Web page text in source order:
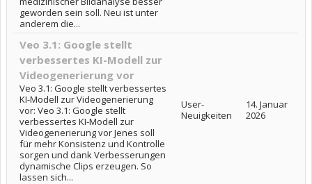
geworden sein soll. Neu ist unter
anderem die...
Veo 3.1: Google stellt
verbessertes KI-Modell zur
Videogenerierung vor
Veo 3.1: Google stellt verbessertes
KI-Modell zur Videogenerierung
vor: Veo 3.1: Google stellt
verbessertes KI-Modell zur
Videogenerierung vor Jenes soll
für mehr Konsistenz und Kontrolle
sorgen und dank Verbesserungen
dynamische Clips erzeugen. So
lassen sich...
User-
Neuigkeiten
14. Januar
2026